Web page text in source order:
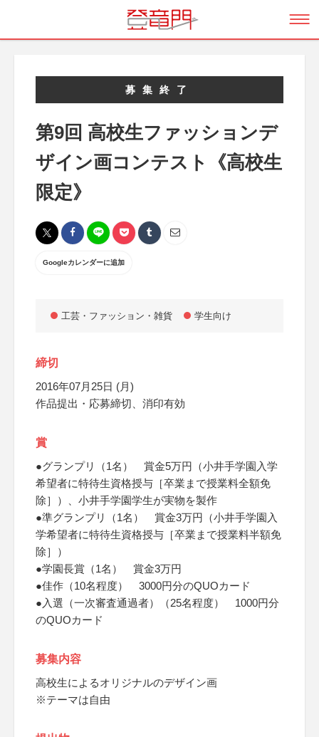
募集終了
第9回 高校生ファッションデ
ザイン画コンテスト《高校生
限定》
Googleカレンダーに追加
工芸・ファッション・雑貨 学生向け
締切
2016年07月25日 (月)
作品提出・応募締切、消印有効
賞
●グランプリ（1名） 賞金5万円（小井手学園入学
希望者に特待生資格授与［卒業まで授業料全額免
除］）、小井手学園学生が実物を製作
●準グランプリ（1名） 賞金3万円（小井手学園入
学希望者に特待生資格授与［卒業まで授業料半額免
除］）
●学園長賞（1名） 賞金3万円
●佳作（10名程度） 3000円分のQUOカード
●入選（一次審査通過者）（25名程度） 1000円分
のQUOカード
募集内容
高校生によるオリジナルのデザイン画
※テーマは自由